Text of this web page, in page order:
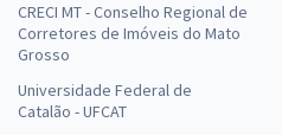
CRECI MT - Conselho Regional de
Corretores de Imóveis do Mato
Grosso
Universidade Federal de
Catalão - UFCAT